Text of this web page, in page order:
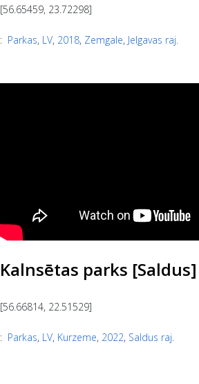
[56.65459, 23.72298]
: Parkas, LV, 2018, Zemgale, Jelgavas raj.
Kalnsētas parks [Saldus]
[56.66814, 22.51529]
: Parkas, LV, Kurzeme, 2022, Saldus raj.